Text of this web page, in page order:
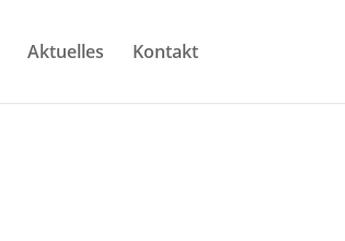
Aktuelles Kontakt